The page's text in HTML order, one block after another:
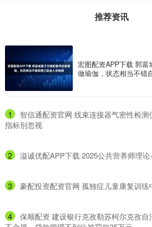
推荐资讯
宏图配资APP下载 郭
做瑜伽，状态相当不错
1
智信通配资官网 线束连接器气密性检
指标别忽视
2 溢诚优配APP下载 2025公共营养师理
3 豪配投资配资官网 孤独症儿童康复训
4
保顺配资 建设银行克孜勒苏柯尔克孜